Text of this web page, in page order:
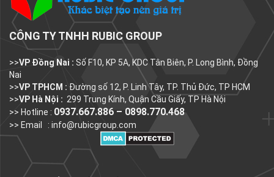
CÔNG TY TNHH RUBIC GROUP
>>VP Đồng Nai : Số F10, KP 5A, KDC Tân Biên, P. Long Bình, Đồng
Nai
>>VP TPHCM : Đường số 12, P. Linh Tây, TP. Thủ Đức, TP HCM
>>VP Hà Nội : 299 Trung Kính, Quận Cầu Giấy, TP Hà Nội
>> Hotline : 0937.667.886 – 0898.770.468
>> Email : info@rubicgroup.com